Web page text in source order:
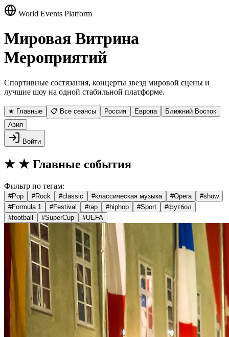
World Events Platform
Мировая Витрина
Мероприятий
Спортивные состязания, концерты звезд мировой сцены и
лучшие шоу на одной стабильной платформе.
★ Главные 📋 Все сеансы Россия Европа
Ближний Восток
Азия
Войти
★ ★ Главные события
Фильтр по тегам:
#Pop #Rock #classic #классическая музыка #Opera #show
#Formula 1 #Festival #rap #hiphop #Sport #футбол
#football #SuperCup #UEFA